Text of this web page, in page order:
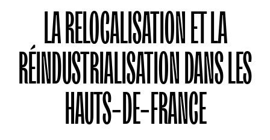
LA RELOCALISATION ET LA
RÉINDUSTRIALISATION DANS LES
HAUTS-DE-FRANCE